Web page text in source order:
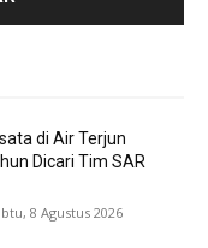
di Air Terjun
Dicari Tim SAR
8 Agustus 2026